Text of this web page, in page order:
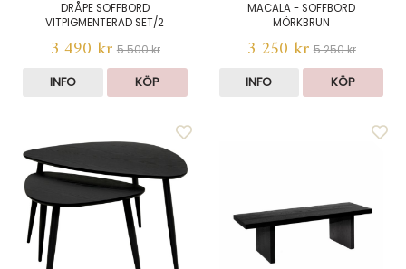
DRÅPE SOFFBORD
VITPIGMENTERAD SET/2
3 490 kr 5 500 kr
INFO KÖP
MACALA - SOFFBORD
MÖRKBRUN
3 250 kr 5 250 kr
INFO KÖP